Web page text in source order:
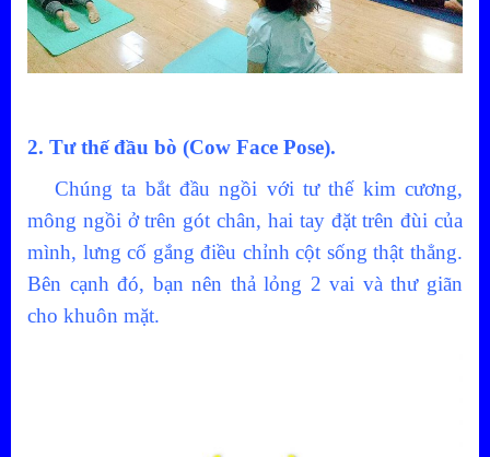
2. Tư thế đầu bò (Cow Face Pose).
Chúng ta bắt đầu ngồi với tư thế kim cương,
mông ngồi ở trên gót chân, hai tay đặt trên đùi của
mình, lưng cố gắng điều chỉnh cột sống thật thẳng.
Bên cạnh đó, bạn nên thả lỏng 2 vai và thư giãn
cho khuôn mặt.